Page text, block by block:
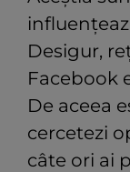
Desigur,
Facebook
De aceea
cercetezi
câte ori ai